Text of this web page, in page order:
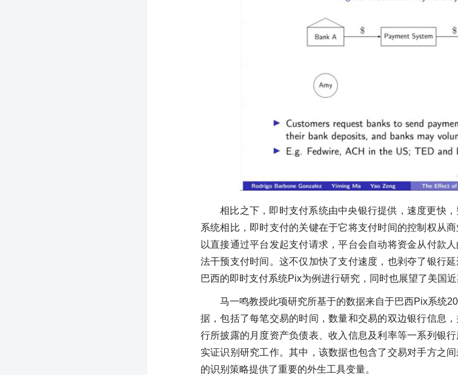
相比之下，即时支付系统由中央银行提供，速度更快
系统相比，即时支付的关键在于它将支付时间的控制权从
以直接通过平台发起支付请求，平台会自动将资金从付款
法干预支付时间。这不仅加快了支付速度，也剥夺了银行
巴西的即时支付系统Pix为例进行研究，同时也展望了美国近
马一鸣教授此项研究所基于的数据来自于巴西Pix系统
据，包括了每笔交易的时间，数量和交易的双边银行信息
行所披露的月度资产负债表、收入信息及利率等一系列银
实证识别研究工作。其中，该数据也包含了交易对手方之
的识别策略提供了重要的外生工具变量。